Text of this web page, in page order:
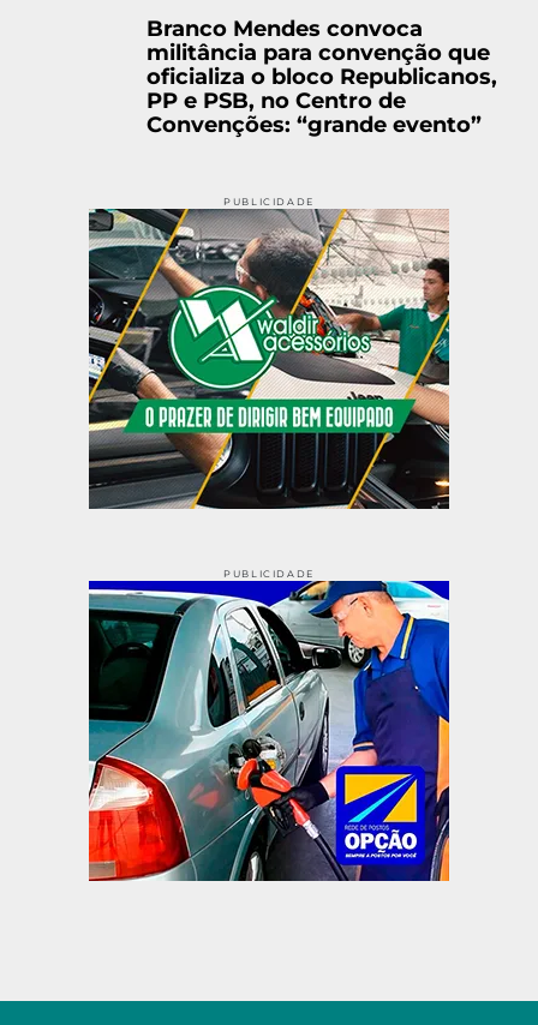
Branco Mendes convoca
militância para convenção que
oficializa o bloco Republicanos,
PP e PSB, no Centro de
Convenções: “grande evento”
PUBLICIDADE
PUBLICIDADE